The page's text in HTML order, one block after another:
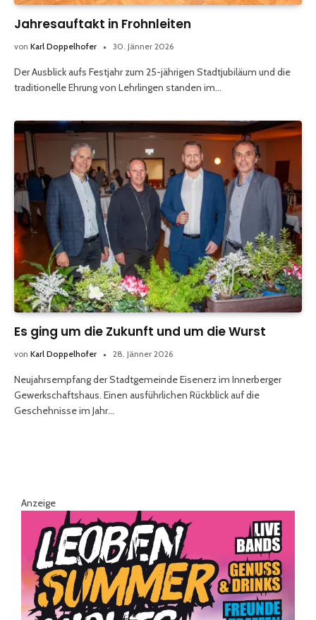
Jahresauftakt in Frohnleiten
von Karl Doppelhofer 30. Jänner 2026
Der Ausblick aufs Festjahr zum 25-jährigen Stadtjubiläum und die
traditionelle Ehrung von Lehrlingen standen im…
Es ging um die Zukunft und um die Wurst
von Karl Doppelhofer 28. Jänner 2026
Neujahrsempfang der Stadtgemeinde Eisenerz im Innerberger
Gewerkschaftshaus. Einen ausführlichen Rückblick auf die
Geschehnisse im Jahr…
Anzeige